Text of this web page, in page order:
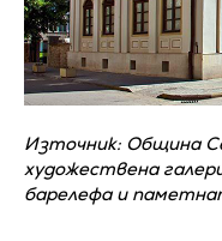
Източник: Община
художествена
барелефа и